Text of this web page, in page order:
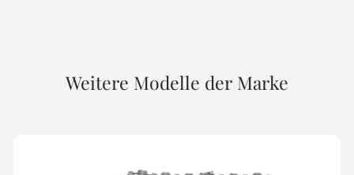
Weitere Modelle der Marke